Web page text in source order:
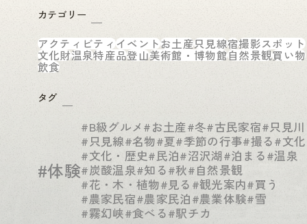
カテゴリー
アクティビティイベントお土産只見線宿撮影スポット
文化財温泉特産品登山美術館・博物館自然景観買い物
飲食
タグ
#体験
#B級グルメ #お土産#冬#古民家宿#只見川
#只見線#名物#夏#季節の行事#撮る#文化
#文化・歴史#民泊#沼沢湖#泊まる#温泉
#炭酸温泉#知る#秋#自然景観
#花・木・植物#見る #観光案内#買う
#農家民宿#農家民泊#農業体験#雪
#霧幻峡#食べる#駅チカ